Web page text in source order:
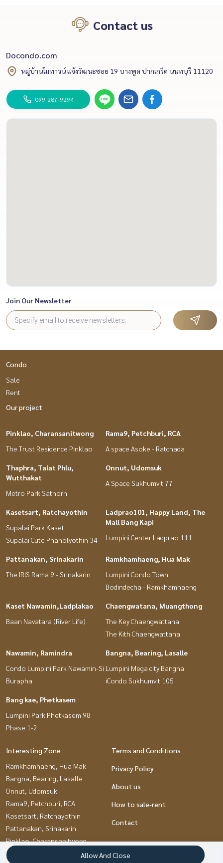
Contact us
Docondo.com
หมู่บ้านโมทาวน์ แจ้งวัฒนะซอย 19 บางพูด ปากเกร็ด นนทบุรี 11120
099-287-9294
Join Our Newsletter
Condo
Sale
Rent
Our project
Pinklao, Charansanitwong
The Trust Residence Pinklao
Rama9, Petchburi, RCA
A space Asoke - Ratchada
Thaphra, Talat Phlu,
Wutthakat
Metro Park Sathorn
Onnut, Udomsuk
A Space Sukhumvit 77
Kasetsart, Ratchayothin
Supalai Park Kaset
Supalai Cute Phaholyothin 34
Ladprao101, Happy Land, The
Mall Bang Kapi
Lumpini Center Ladprao 111
Pattanakan, Srinakarin
The IRIS Rama 9 - Srinakarin
Ramkhamhaeng, Hua Mak
Lumpini Condo Town
Bodindecha - Ramkhamhaeng
Kaset Nawamin,Ladplakao
Baan Navatara (River Life)
Chaengwatana, Muangthong
The Key Chaengwattana
The Kith Chaengwattana
Nawamin, Ramindra
Condo Lumpini Park Nawamin-Si
Burapha
Bangna, Bearing, Lasalle
Lumpini Mega city Bangna
iCondo Sukhumvit 105
Bang kae, Phetkasem
Lumpini Park Phetkasem 98
Phase 1-2
Interesting Zone
Ramkhamhaeng, Hua Mak
Bangna, Bearing, Lasalle
Onnut, Udomsuk
Rama9, Petchburi, RCA
Kasetsart, Ratchayothin
Pattanakan, Srinakarin
Pinklao, Charansanitwong
Bang kae, Phetkasem
Terms and Conditions
Privacy Policy
About us
How to sale-rent
Contact
Allow And Close